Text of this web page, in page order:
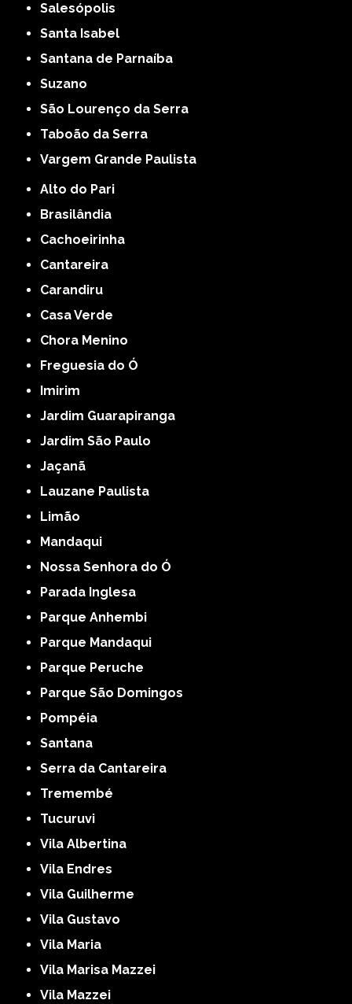
Salesópolis
Santa Isabel
Santana de Parnaíba
Suzano
São Lourenço da Serra
Taboão da Serra
Vargem Grande Paulista
Alto do Pari
Brasilândia
Cachoeirinha
Cantareira
Carandiru
Casa Verde
Chora Menino
Freguesia do Ó
Imirim
Jardim Guarapiranga
Jardim São Paulo
Jaçanã
Lauzane Paulista
Limão
Mandaqui
Nossa Senhora do Ó
Parada Inglesa
Parque Anhembi
Parque Mandaqui
Parque Peruche
Parque São Domingos
Pompéia
Santana
Serra da Cantareira
Tremembé
Tucuruvi
Vila Albertina
Vila Endres
Vila Guilherme
Vila Gustavo
Vila Maria
Vila Marisa Mazzei
Vila Mazzei